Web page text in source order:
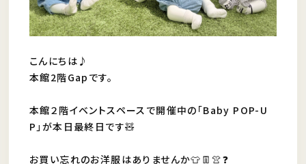
こんにちは♪
本館2階Gapです。
本館２階イベントスペースで開催中の「Baby POP-U
P」が本日最終日です🧸
お買い忘れのお洋服はありませんか👕👖👚❓